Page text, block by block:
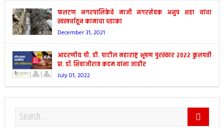
फलटण नगरपालिकेचे माजी नगरसेवक अनुप शहा यांचा
स्वखर्चातून कामाचा धडाका
December 31, 2021
आदरणीय पी. डी. पाटील महाराष्ट्र भूषण पुरस्कार २०२२ कुलपती
प्रा. डॉ. शिवाजीराव कदम यांना जाहीर
July 01, 2022